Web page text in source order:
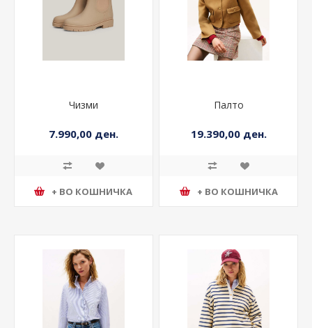
Чизми
7.990,00 ден.
+ ВО КОШНИЧКА
Палто
19.390,00 ден.
+ ВО КОШНИЧКА